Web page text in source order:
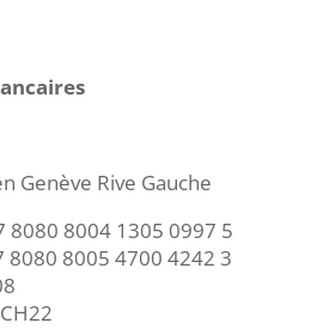
Genève Rive Gauche
8080 8004 1305 0997 5
8080 8005 4700 4242 3